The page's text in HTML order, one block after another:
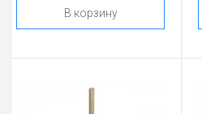
В корзину